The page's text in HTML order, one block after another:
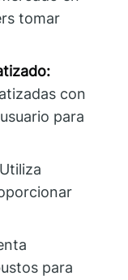
tomar
con
para
Utiliza
para